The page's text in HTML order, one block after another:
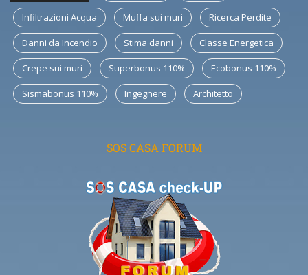
Infiltrazioni Acqua Muffa sui muri Ricerca Perdite
Danni da Incendio Stima danni Classe Energetica
Crepe sui muri Superbonus 110% Ecobonus 110%
Sismabonus 110% Ingegnere Architetto
SOS CASA FORUM